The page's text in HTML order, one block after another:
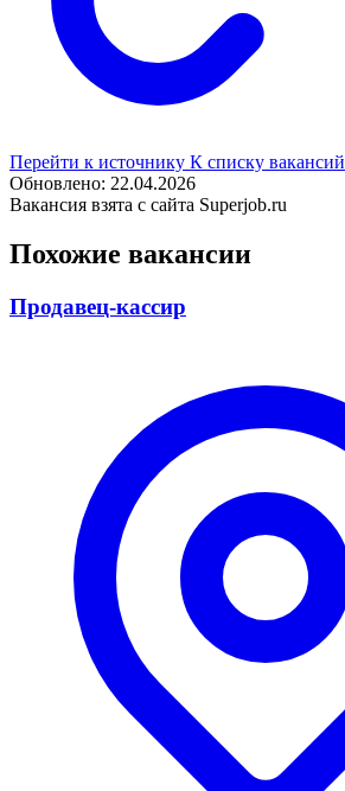
Перейти к источнику К списку вакансий
Обновлено: 22.04.2026
Вакансия взята с сайта Superjob.ru
Похожие вакансии
Продавец-кассир